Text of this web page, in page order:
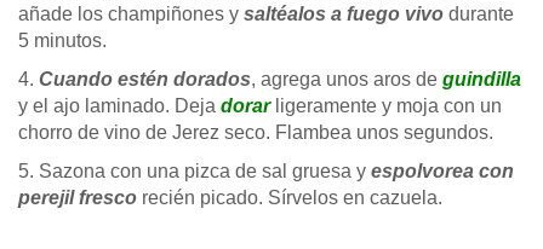
añade los champiñones y saltéalos a fuego vivo durante
5 minutos.
4. Cuando estén dorados, agrega unos aros de guindilla
y el ajo laminado. Deja dorarligeramente y moja con un
chorro de vino de Jerez seco. Flambea unos segundos.
5. Sazona con una pizca de sal gruesa y espolvorea con
perejil fresco recién picado. Sírvelos en cazuela.